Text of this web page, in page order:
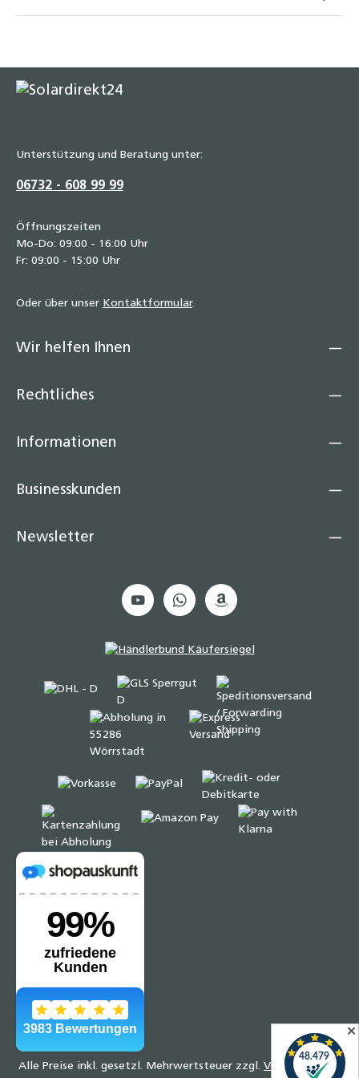
Unterstützung und Beratung unter:
06732 - 608 99 99
Öffnungszeiten
Mo-Do: 09:00 - 16:00 Uhr
Fr: 09:00 - 15:00 Uhr
Oder über unser Kontaktformular.
Wir helfen Ihnen
Rechtliches
Informationen
Businesskunden
Newsletter
Alle Preise inkl. gesetzl. Mehrwertsteuer zzgl. Versandkosten
✕